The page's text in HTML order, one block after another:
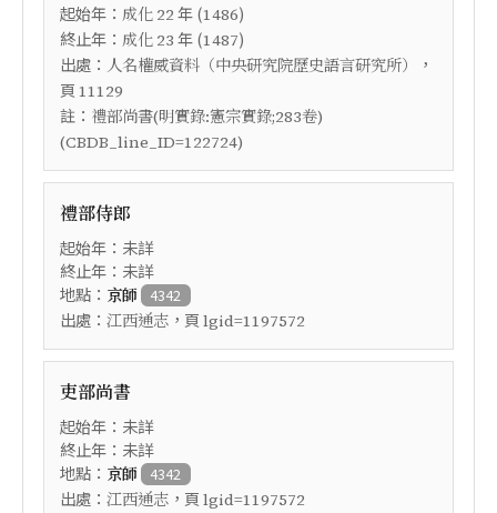
起始年： 成化 22 年 (1486)
終止年： 成化 23 年 (1487)
出處： 人名權威資料（中央研究院歷史語言研究所）
，
頁 11129
註： 禮部尚書(明實錄:憲宗實錄;283卷)
(CBDB_line_ID=122724)
禮部侍郎
起始年：未詳
終止年：未詳
地點： 京師 4342
出處： 江西通志 ，頁 lgid=1197572
吏部尚書
起始年：未詳
終止年：未詳
地點： 京師 4342
出處： 江西通志 ，頁 lgid=1197572